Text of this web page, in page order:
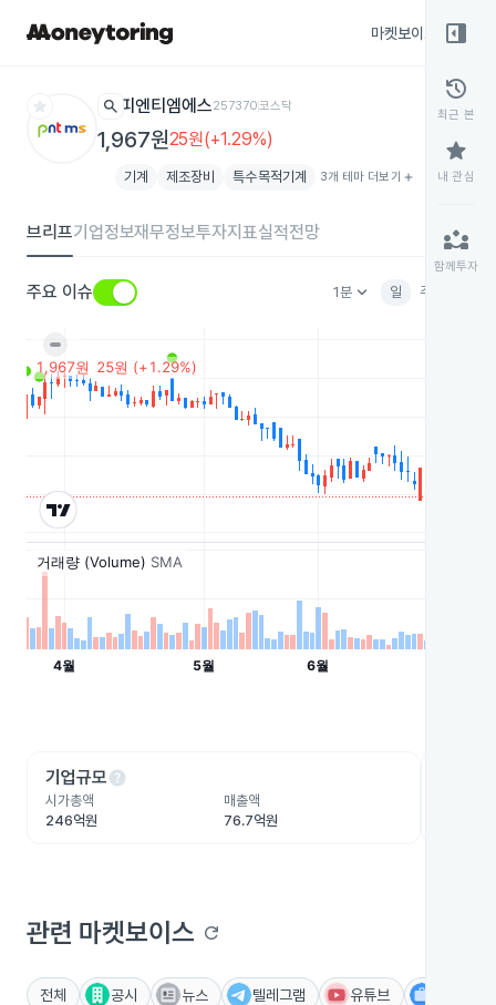
마켓보이스
star search 피엔티엠에스257370코스닥
1,967원25원(+1.29%)
기계 제조장비 특수목적기계 3개 테마 더보기 add
브리프기업정보재무정보투자지표실적전망
주요 이슈 1분keyboard_arrow_down 일 주
기업규모help
시가총액
246억원
매출액
76.7억원
관련 마켓보이스 refresh
전체 공시 뉴스 텔레그램 유튜브
right_panel_open
history
최근 본
star
내 관심
partner_exchange
함께투자